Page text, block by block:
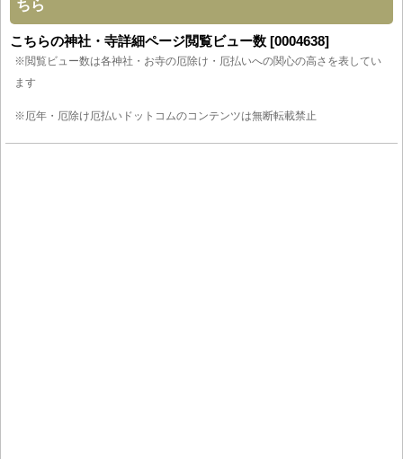
ちら
こちらの神社・寺詳細ページ閲覧ビュー数 [0004638]
※閲覧ビュー数は各神社・お寺の厄除け・厄払いへの関心の高さを表してい
ます
※厄年・厄除け厄払いドットコムのコンテンツは無断転載禁止